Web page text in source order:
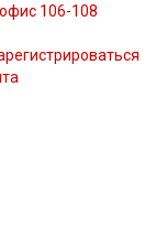
106-108